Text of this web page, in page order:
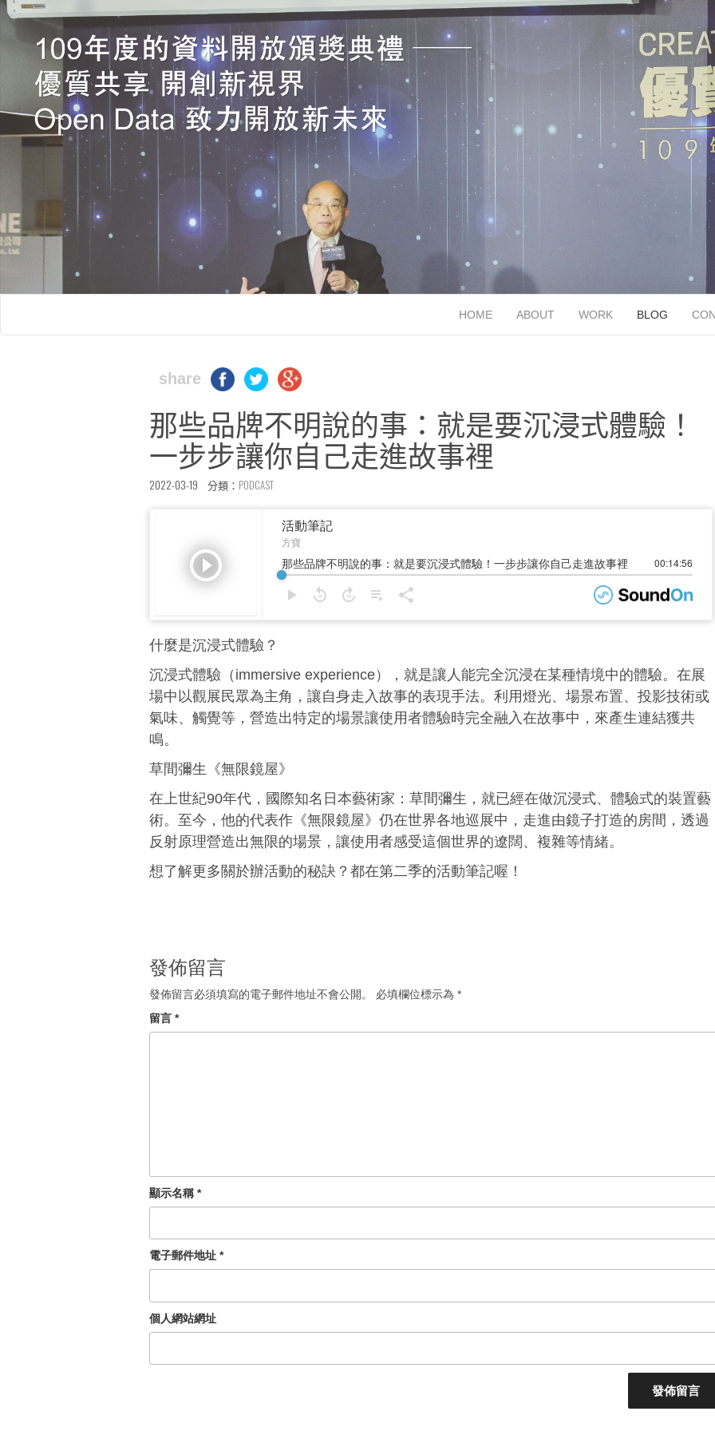
HOME ABOUT WORK BLOG
share
那些品牌不明說的事：就是要沉浸式體驗！
一步步讓你自己走進故事裡
2022-03-19 分類： PODCAST
什麼是沉浸式體驗？
沉浸式體驗（immersive experience），就是讓人能完全沉浸在某種情境中的體驗。在展
場中以觀展民眾為主角，讓自身走入故事的表現手法。利用燈光、場景布置、投影技術或
氣味、觸覺等，營造出特定的場景讓使用者體驗時完全融入在故事中，來產生連結獲共
鳴。
草間彌生《無限鏡屋》
在上世紀90年代，國際知名日本藝術家：草間彌生，就已經在做沉浸式、體驗式的裝置藝
術。至今，他的代表作《無限鏡屋》仍在世界各地巡展中，走進由鏡子打造的房間，透過
反射原理營造出無限的場景，讓使用者感受這個世界的遼闊、複雜等情緒。
想了解更多關於辦活動的秘訣？都在第二季的活動筆記喔！
發佈留言
發佈留言必須填寫的電子郵件地址不會公開。 必填欄位標示為 *
留言 *
顯示名稱 *
電子郵件地址 *
個人網站網址